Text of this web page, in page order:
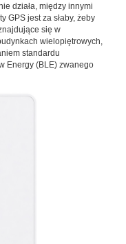
działa, między innymi
GPS jest za słaby, żeby
się w
wielopiętrowych,
standardu
Energy (BLE) zwanego